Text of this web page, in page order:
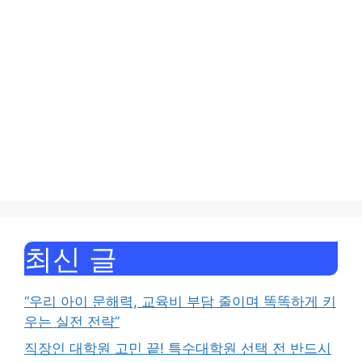
최신 글
“우리 아이 문해력, 교육비 부담 줄이며 똑똑하게 키
우는 실전 전략”
직장인 대학원 고민 끝! 특수대학원 선택 전 반드시